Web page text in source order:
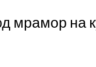
мрамор на